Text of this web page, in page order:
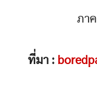
ภา
ที่มา :